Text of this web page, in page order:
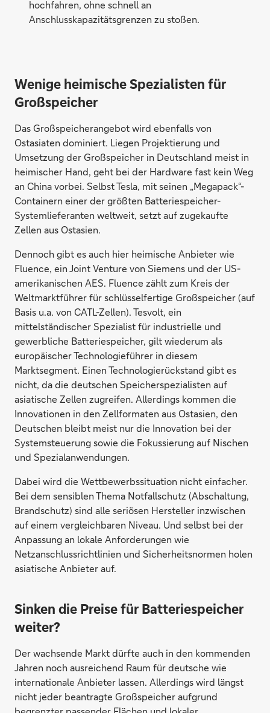
hochfahren, ohne schnell an
Anschlusskapazitätsgrenzen zu stoßen.
Wenige heimische Spezialisten für
Großspeicher
Das Großspeicherangebot wird ebenfalls von
Ostasiaten dominiert. Liegen Projektierung und
Umsetzung der Großspeicher in Deutschland meist in
heimischer Hand, geht bei der Hardware fast kein Weg
an China vorbei. Selbst Tesla, mit seinen „Megapack“-
Containern einer der größten Batteriespeicher-
Systemlieferanten weltweit, setzt auf zugekaufte
Zellen aus Ostasien.
Dennoch gibt es auch hier heimische Anbieter wie
Fluence, ein Joint Venture von Siemens und der US-
amerikanischen AES. Fluence zählt zum Kreis der
Weltmarktführer für schlüsselfertige Großspeicher (auf
Basis u.a. von CATL-Zellen). Tesvolt, ein
mittelständischer Spezialist für industrielle und
gewerbliche Batteriespeicher, gilt wiederum als
europäischer Technologieführer in diesem
Marktsegment. Einen Technologierückstand gibt es
nicht, da die deutschen Speicherspezialisten auf
asiatische Zellen zugreifen. Allerdings kommen die
Innovationen in den Zellformaten aus Ostasien, den
Deutschen bleibt meist nur die Innovation bei der
Systemsteuerung sowie die Fokussierung auf Nischen
und Spezialanwendungen.
Dabei wird die Wettbewerbssituation nicht einfacher.
Bei dem sensiblen Thema Notfallschutz (Abschaltung,
Brandschutz) sind alle seriösen Hersteller inzwischen
auf einem vergleichbaren Niveau. Und selbst bei der
Anpassung an lokale Anforderungen wie
Netzanschlussrichtlinien und Sicherheitsnormen holen
asiatische Anbieter auf.
Sinken die Preise für Batteriespeicher
weiter?
Der wachsende Markt dürfte auch in den kommenden
Jahren noch ausreichend Raum für deutsche wie
internationale Anbieter lassen. Allerdings wird längst
nicht jeder beantragte Großspeicher aufgrund